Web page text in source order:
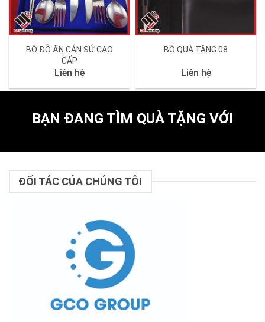
BỘ ĐỒ ĂN CÁN SỨ CAO
CẤP
Liên hệ
BỘ QUÀ TẶNG 08
Liên hệ
BẠN ĐANG TÌM QUÀ TẶNG VỚI
ĐỐI TÁC CỦA CHÚNG TÔI